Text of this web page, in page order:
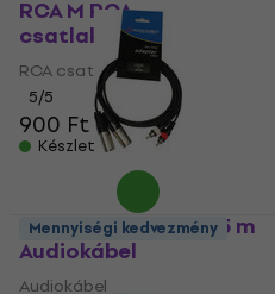
RCA M RCA
csatlakozó
RCA csatlakozó
5/5
900 Ft
Készleten
ADJ AC-2XM-2RM 1,5 m
Audiokábel
Audiokábel
Mennyiségi kedvezmény